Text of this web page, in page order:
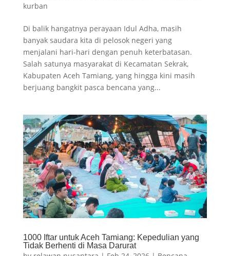
kurban
Di balik hangatnya perayaan Idul Adha, masih
banyak saudara kita di pelosok negeri yang
menjalani hari-hari dengan penuh keterbatasan.
Salah satunya masyarakat di Kecamatan Sekrak,
Kabupaten Aceh Tamiang, yang hingga kini masih
berjuang bangkit pasca bencana yang...
1000 Iftar untuk Aceh Tamiang: Kepedulian yang
Tidak Berhenti di Masa Darurat